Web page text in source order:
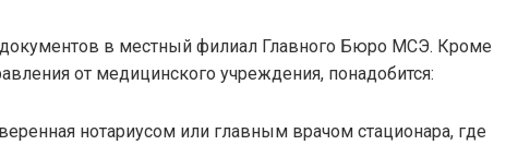
в местный филиал Главного Бюро МСЭ. Кроме
от медицинского учреждения, понадобится:
нотариусом или главным врачом стационара, где